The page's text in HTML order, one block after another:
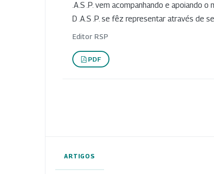
.A.S .P. vem acompanhando e apoiando
D .A.S .P. se fêz representar através de
Editor RSP
PDF
ARTIGOS